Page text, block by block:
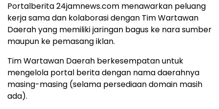
Portalberita 24jamnews.com menawarkan peluang
kerja sama dan kolaborasi dengan Tim Wartawan
Daerah yang memiliki jaringan bagus ke nara sumber
maupun ke pemasang iklan.
Tim Wartawan Daerah berkesempatan untuk
mengelola portal berita dengan nama daerahnya
masing-masing (selama persediaan domain masih
ada).